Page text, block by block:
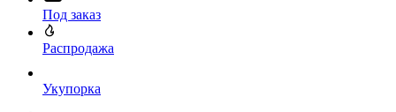
Под заказ
Распродажа
Укупорка